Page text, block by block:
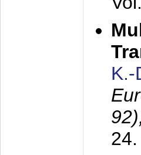
K.-
92),